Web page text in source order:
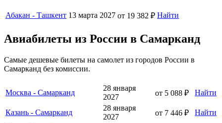
Абакан - Ташкент 13 марта 2027 от 19 382 ₽ Найти
Авиабилеты из России в Самарканд
Самые дешевые билеты на самолет из городов России в
Самарканд без комиссии.
Москва - Самарканд
28 января
2027
от 5 088 ₽ Найти
Казань - Самарканд
28 января
2027
от 7 446 ₽
Найти